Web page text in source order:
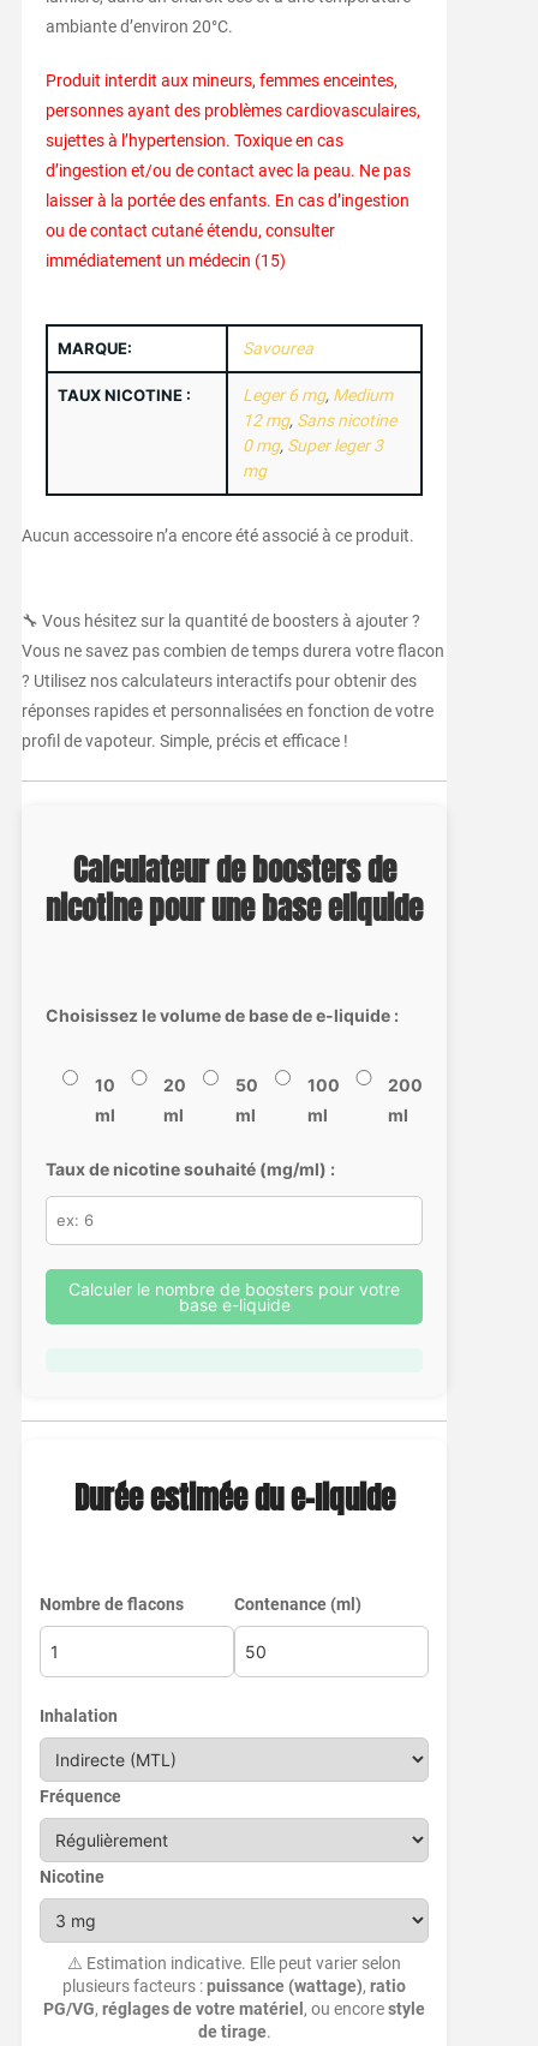
ambiante d’environ 20°C.
Produit interdit aux mineurs, femmes enceintes,
personnes ayant des problèmes cardiovasculaires,
sujettes à l’hypertension. Toxique en cas
d’ingestion et/ou de contact avec la peau. Ne pas
laisser à la portée des enfants. En cas d’ingestion
ou de contact cutané étendu, consulter
immédiatement un médecin (15)
MARQUE: Savourea
TAUX NICOTINE : Leger 6 mg, Medium
12 mg, Sans nicotine
0 mg, Super leger 3
mg
Aucun accessoire n’a encore été associé à ce produit.
🔧 Vous hésitez sur la quantité de boosters à ajouter ?
Vous ne savez pas combien de temps durera votre flacon
? Utilisez nos calculateurs interactifs pour obtenir des
réponses rapides et personnalisées en fonction de votre
profil de vapoteur. Simple, précis et efficace !
Calculateur de boosters de
nicotine pour une base eliquide
Choisissez le volume de base de e-liquide :
10
ml
20
ml
50
ml
100
ml
200
ml
Taux de nicotine souhaité (mg/ml) :
Calculer le nombre de boosters pour votre
base e-liquide
Durée estimée du e-liquide
Nombre de flacons Contenance (ml)
Inhalation
Fréquence
Nicotine
⚠️ Estimation indicative. Elle peut varier selon
plusieurs facteurs :puissance (wattage),ratio
PG/VG,réglages de votre matériel , ou encorestyle
de tirage.